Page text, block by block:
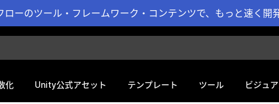
ローのツール・フレームワーク・コンテンツで、もっと速く開
化 Unity公式アセット テンプレート ツール ビジュ